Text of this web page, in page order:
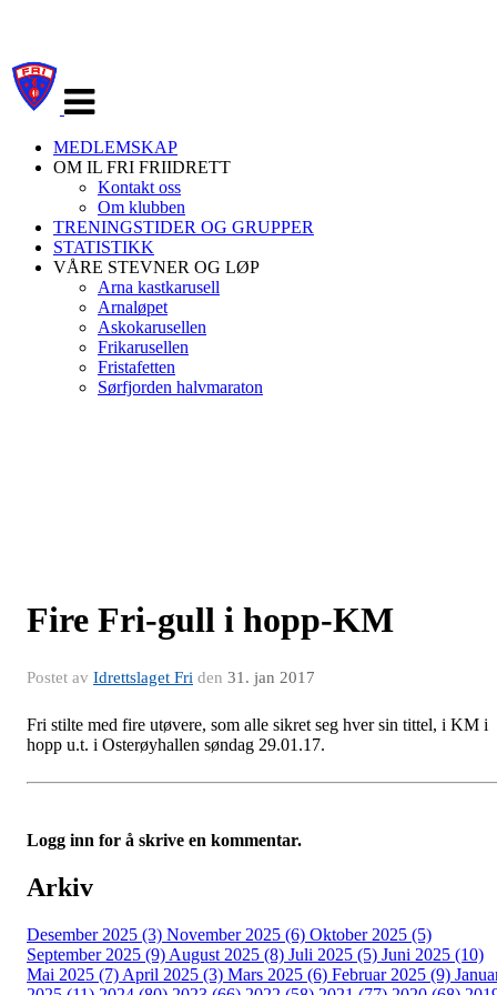
navigasjon
MEDLEMSKAP
OM IL FRI FRIIDRETT
Kontakt oss
Om klubben
TRENINGSTIDER OG GRUPPER
STATISTIKK
VÅRE STEVNER OG LØP
Arna kastkarusell
Arnaløpet
Askokarusellen
Frikarusellen
Fristafetten
Sørfjorden halvmaraton
Fire Fri-gull i hopp-KM
Postet av Idrettslaget Fri den 31. jan 2017
Fri stilte med fire utøvere, som alle sikret seg hver sin tittel, i KM i
hopp u.t. i Osterøyhallen søndag 29.01.17.
Logg inn for å skrive en kommentar.
Arkiv
Desember 2025 (3) November 2025 (6) Oktober 2025 (5)
September 2025 (9) August 2025 (8) Juli 2025 (5) Juni 2025 (10)
Mai 2025 (7) April 2025 (3) Mars 2025 (6) Februar 2025 (9)